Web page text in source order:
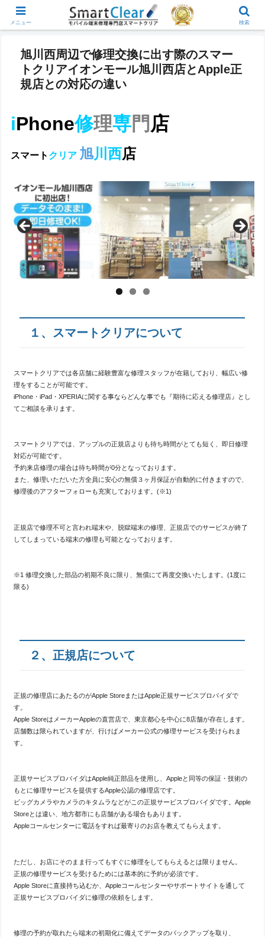
旭川西周辺で修理交換に出す際のスマー
トクリアイオンモール旭川西店とApple正
規店との対応の違い
iPhone修理専門 店
スマート クリア 旭川西店
１、スマートクリアについて
スマートクリアでは各店舗に経験豊富な修理スタッフが在籍しており、幅広い修
理をすることが可能です。
iPhone・iPad・XPERIAに関する事ならどんな事でも『期待に応える修理店』とし
てご相談を承ります。
スマートクリアでは、アップルの正規店よりも待ち時間がとても短く、即日修理
対応が可能です。
予約来店修理の場合は待ち時間が0分となっております。
また、修理いただいた方全員に安心の無償３ヶ月保証が自動的に付きますので、
修理後のアフターフォローも充実しております。(※1)
正規店で修理不可と言われ端末や、脱獄端末の修理、正規店でのサービスが終了
してしまっている端末の修理も可能となっております。
※1 修理交換した部品の初期不良に限り、無償にて再度交換いたします。(1度に
限る)
２、正規店について
正規の修理店にあたるのがApple StoreまたはApple正規サービスプロバイダで
す。
Apple StoreはメーカーAppleの直営店で、東京都心を中心に8店舗が存在します。
店舗数は限られていますが、行けばメーカー公式の修理サービスを受けられま
す。
正規サービスプロバイダはApple純正部品を使用し、Appleと同等の保証・技術の
もとに修理サービスを提供するApple公認の修理店です。
ビッグカメラやカメラのキタムラなどがこの正規サービスプロバイダです。Apple
Storeとは違い、地方都市にも店舗がある場合もあります。
Appleコールセンターに電話をすれば最寄りのお店を教えてもらえます。
ただし、お店にそのまま行ってもすぐに修理をしてもらえるとは限りません。
正規の修理サービスを受けるためには基本的に予約が必須です。
Apple Storeに直接持ち込むか、Appleコールセンターやサポートサイトを通して
正規サービスプロバイダに修理の依頼をします。
修理の予約が取れたら端末の初期化に備えてデータのバックアップを取り、
メニュー 検索